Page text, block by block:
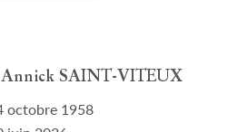
Annick SAINT-VITEUX
octobre 1958